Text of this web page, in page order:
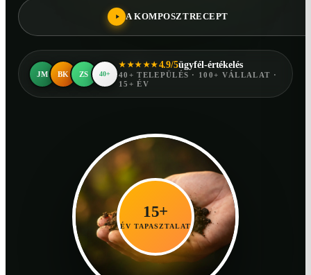
A KOMPOSZTRECEPT
JM BK ZS 40+
★★★★★4.9/5ügyfél-értékelés
40+ TELEPÜLÉS · 100+ VÁLLALAT ·
15+ ÉV
15+
ÉV TAPASZTALAT